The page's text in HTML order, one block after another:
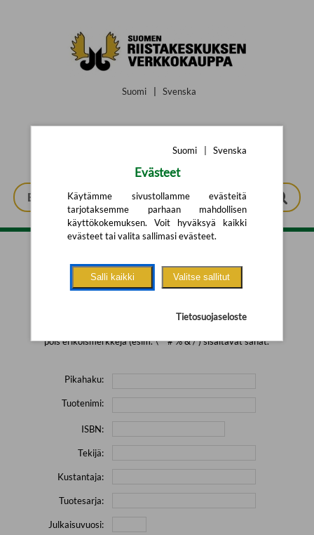
Suomi Svenska
Tarkennettu haku
pois erikoismerkkejä (esim. \' " # % & / ) sisältävät sanat.
Pikahaku:
Tuotenimi:
ISBN:
Tekijä:
Kustantaja:
Tuotesarja:
Julkaisuvuosi:
Suomi Svenska
Evästeet
Käytämme sivustollamme evästeitä
tarjotaksemme parhaan mahdollisen
käyttökokemuksen. Voit hyväksyä kaikki
evästeet tai valita sallimasi evästeet.
Salli kaikki Valitse sallitut
Tietosuojaseloste